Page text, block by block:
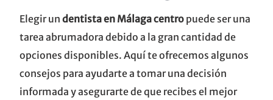
Elegir un dentista en Málaga centro puede ser una
tarea abrumadora debido a la gran cantidad de
opciones disponibles. Aquí te ofrecemos algunos
consejos para ayudarte a tomar una decisión
informada y asegurarte de que recibes el mejor